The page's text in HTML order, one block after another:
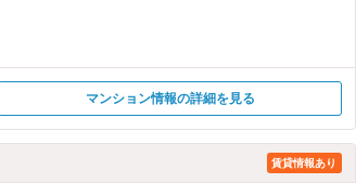
マンション情報の詳細を見る
賃貸情報あり